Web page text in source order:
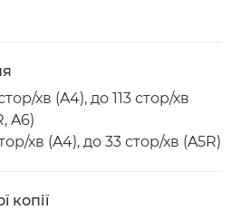
хв (A4), до 113 стор/хв
A6)
хв (A4), до 33 стор/хв (A5R)
копії